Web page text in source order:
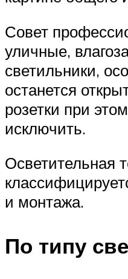
Совет
уличные,
светильники,
останется
розетки при
исключить.
Осветительная
и монтажа.
По типу